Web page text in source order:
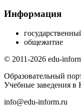
Информация
общежитие
© 2011-2026 edu-
Образовательный
Учебные заведения в
info@edu-inform.ru